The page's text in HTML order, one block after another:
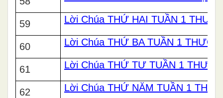
59 Lời Chúa THỨ HAI TUẦN 1
60 Lời Chúa THỨ BA TUẦN 1
61 Lời Chúa THỨ TƯ TUẦN 1
62 Lời Chúa THỨ NĂM TUẦN 1